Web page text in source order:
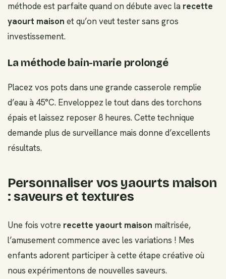
méthode est parfaite quand on débute avec la recette
yaourt maison et qu’on veut tester sans gros
investissement.
La méthode bain-marie prolongé
Placez vos pots dans une grande casserole remplie
d’eau à 45°C. Enveloppez le tout dans des torchons
épais et laissez reposer 8 heures. Cette technique
demande plus de surveillance mais donne d’excellents
résultats.
Personnaliser vos yaourts maison
: saveurs et textures
Une fois votre recette yaourt maison maîtrisée,
l’amusement commence avec les variations ! Mes
enfants adorent participer à cette étape créative où
nous expérimentons de nouvelles saveurs.